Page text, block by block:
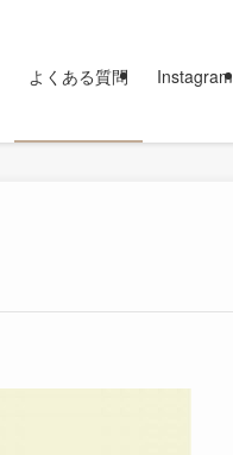
よくある質問 Instagram